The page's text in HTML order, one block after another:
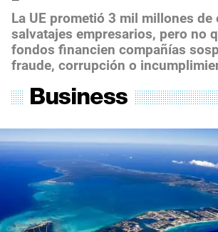
La UE prometió 3 mil millones de
salvatajes empresarios, pero no
fondos financien compañías
fraude, corrupción o